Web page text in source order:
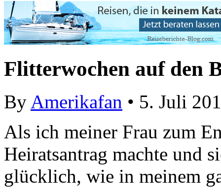
Flitterwochen auf den
By Amerikafan • 5. Juli
Als ich meiner Frau zum
Heiratsantrag machte und
glücklich, wie in meinem